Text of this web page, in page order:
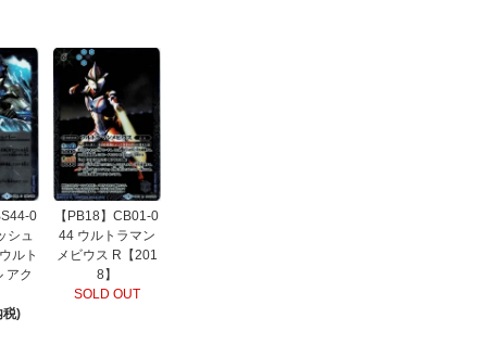
0
シュ
ルト
アク
税)
【PB18】CB01-0
44 ウルトラマン
メビウス R【201
8】
SOLD OUT